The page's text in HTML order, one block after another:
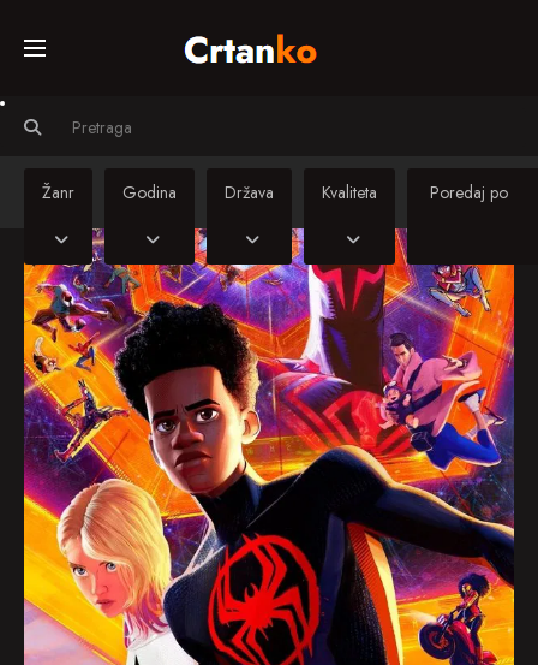
Svi crtiči
Serije
Sinkronizirani
crtiči
Kino
Popularno
Žanr Godina Država Kvaliteta